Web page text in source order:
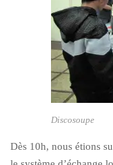
Discosoupe
Dès 10h, nous étions